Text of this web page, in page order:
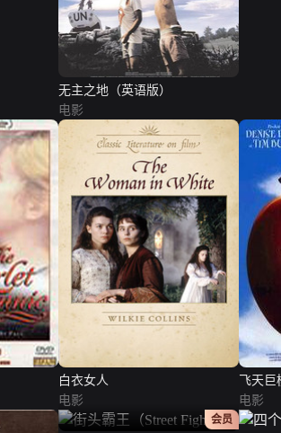
无主之地（英语版）
电影
白衣女人
电影
飞天巨
电影
正片
会员